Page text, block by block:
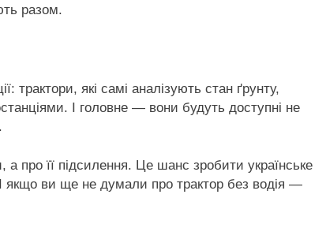
разом.
трактори, які самі аналізують стан ґрунту,
І головне — вони будуть доступні не
про її підсилення. Це шанс зробити українське
якщо ви ще не думали про трактор без водія —